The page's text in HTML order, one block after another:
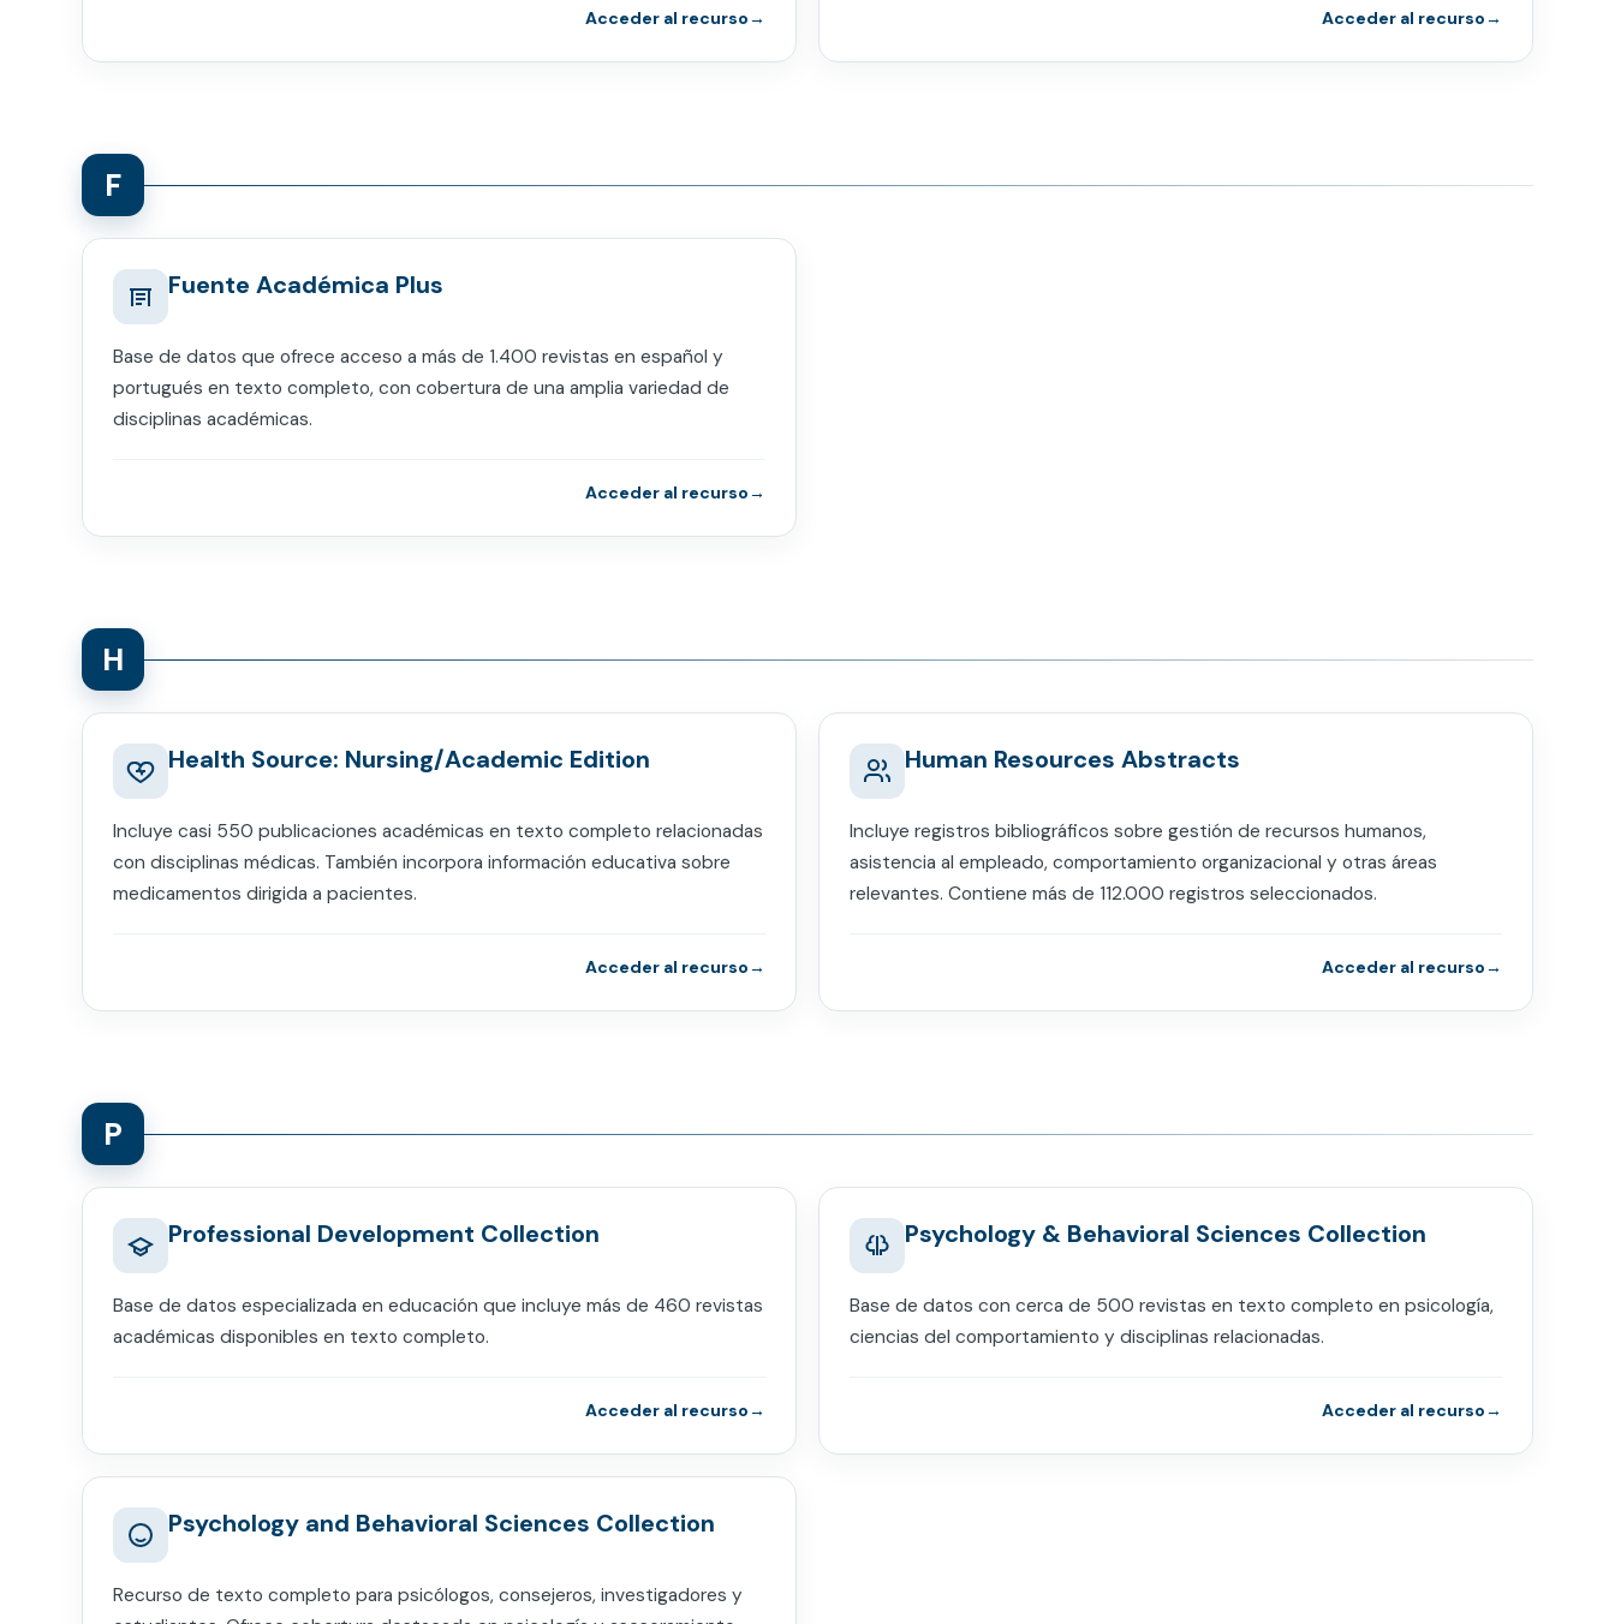
Acceder al recurso Acceder al recurso
F
Fuente Académica Plus
Base de datos que ofrece acceso a más de 1.400 revistas en español y
portugués en texto completo, con cobertura de una amplia variedad de
disciplinas académicas.
Acceder al recurso
H
Health Source: Nursing/Academic Edition
Incluye casi 550 publicaciones académicas en texto completo relacionadas
con disciplinas médicas. También incorpora información educativa sobre
medicamentos dirigida a pacientes.
Acceder al recurso
Human Resources Abstracts
Incluye registros bibliográficos sobre gestión de recursos humanos,
asistencia al empleado, comportamiento organizacional y otras áreas
relevantes. Contiene más de 112.000 registros seleccionados.
Acceder al recurso
P
Professional Development Collection
Base de datos especializada en educación que incluye más de 460 revistas
académicas disponibles en texto completo.
Acceder al recurso
Psychology & Behavioral Sciences Collection
Base de datos con cerca de 500 revistas en texto completo en psicología,
ciencias del comportamiento y disciplinas relacionadas.
Acceder al recurso
Psychology and Behavioral Sciences Collection
Recurso de texto completo para psicólogos, consejeros, investigadores y